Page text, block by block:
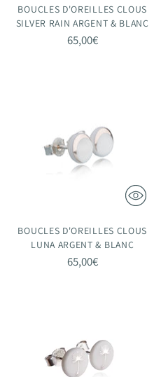
BOUCLES D'OREILLES CLOUS
SILVER RAIN ARGENT & BLANC
65,00€
BOUCLES D'OREILLES CLOUS
LUNA ARGENT & BLANC
65,00€